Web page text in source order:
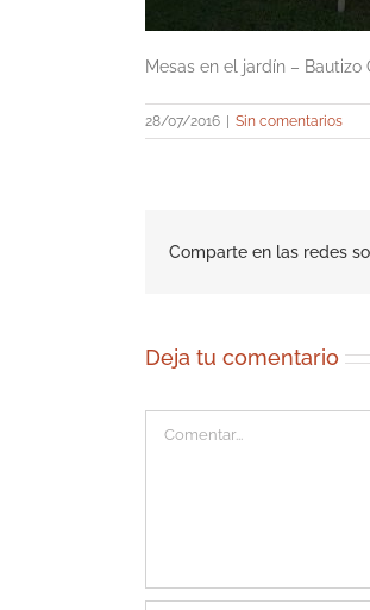
Mesas en el jardín –
28/07/2016 Sin comentarios
Comparte en las redes
Deja tu comentario